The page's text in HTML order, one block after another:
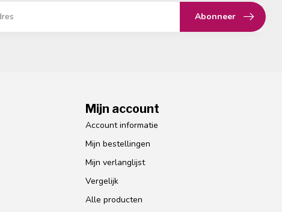
Abonneer
Mijn account
Account informatie
Mijn bestellingen
Mijn verlanglijst
Vergelijk
Alle producten